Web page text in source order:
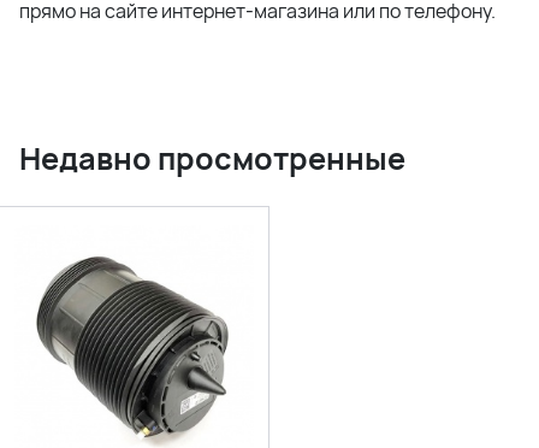
прямо на сайте интернет-магазина или по телефону.
Недавно просмотренные